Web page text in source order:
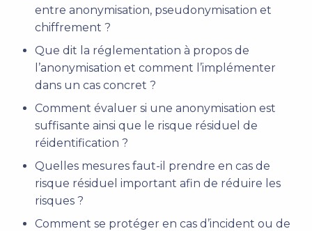
entre anonymisation, pseudonymisation et
chiffrement ?
Que dit la réglementation à propos de
l’anonymisation et comment l’implémenter
dans un cas concret ?
Comment évaluer si une anonymisation est
suffisante ainsi que le risque résiduel de
réidentification ?
Quelles mesures faut-il prendre en cas de
risque résiduel important afin de réduire les
risques ?
Comment se protéger en cas d’incident ou de